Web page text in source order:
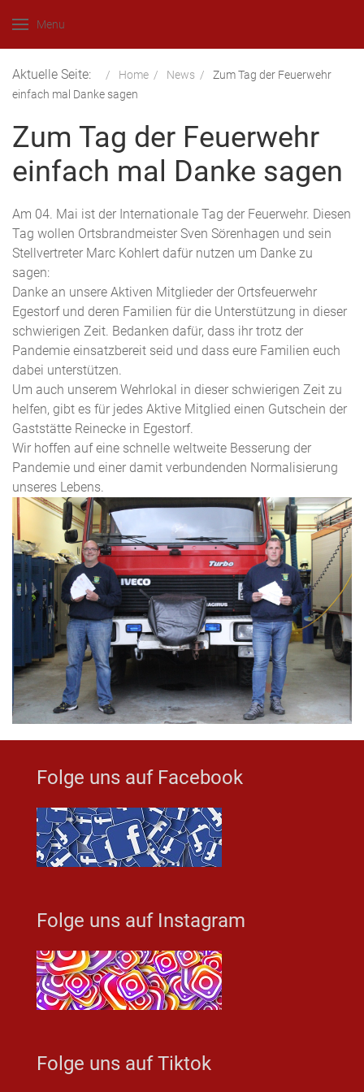
Menu
Aktuelle Seite: Home News
Zum Tag der Feuerwehr
einfach mal Danke sagen
Zum Tag der Feuerwehr
einfach mal Danke sagen
Am 04. Mai ist der Internationale Tag der Feuerwehr. Diesen
Tag wollen Ortsbrandmeister Sven Sörenhagen und sein
Stellvertreter Marc Kohlert dafür nutzen um Danke zu
sagen:
Danke an unsere Aktiven Mitglieder der Ortsfeuerwehr
Egestorf und deren Familien für die Unterstützung in dieser
schwierigen Zeit. Bedanken dafür, dass ihr trotz der
Pandemie einsatzbereit seid und dass eure Familien euch
dabei unterstützen.
Um auch unserem Wehrlokal in dieser schwierigen Zeit zu
helfen, gibt es für jedes Aktive Mitglied einen Gutschein der
Gaststätte Reinecke in Egestorf.
Wir hoffen auf eine schnelle weltweite Besserung der
Pandemie und einer damit verbundenden Normalisierung
unseres Lebens.
Folge uns auf Facebook
Folge uns auf Instagram
Folge uns auf Tiktok